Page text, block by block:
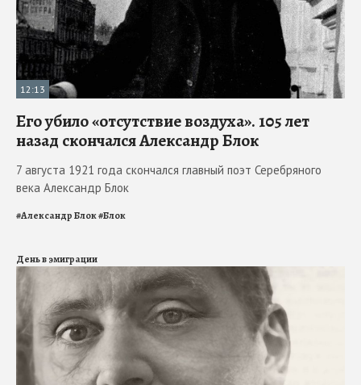
12:13
Его убило «отсутствие воздуха». 105 лет
назад скончался Александр Блок
7 августа 1921 года скончался главный поэт Серебряного
века Александр Блок
#Александр Блок#Блок
День в эмиграции